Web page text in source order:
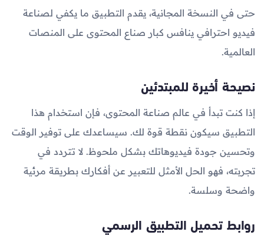
حتى في النسخة المجانية، يقدم التطبيق ما يكفي لصناعة
فيديو احترافي ينافس كبار صناع المحتوى على المنصات
العالمية.
نصيحة أخيرة للمبتدئين
إذا كنت تبدأ في عالم صناعة المحتوى، فإن استخدام هذا
التطبيق سيكون نقطة قوة لك. سيساعدك على توفير الوقت
وتحسين جودة فيديوهاتك بشكل ملحوظ. لا تتردد في
تجربته، فهو الحل الأمثل للتعبير عن أفكارك بطريقة مرئية
واضحة وسلسة.
روابط تحميل التطبيق الرسمي